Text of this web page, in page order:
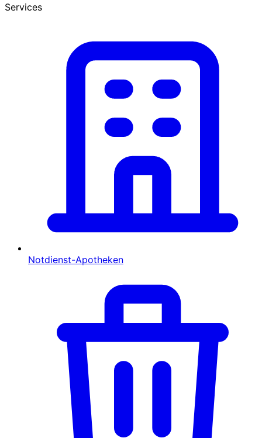
Services
Notdienst-Apotheken